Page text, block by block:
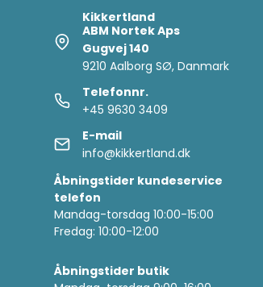
Kikkertland
ABM Nortek Aps
Gugvej 140
9210 Aalborg SØ, Danmark
Telefonnr.
+45 9630 3409
E-mail
info@kikkertland.dk
Åbningstider kundeservice
telefon
Mandag-torsdag 10:00-15:00
Fredag: 10:00-12:00
Åbningstider butik